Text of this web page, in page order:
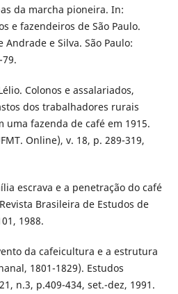
da marcha pioneira. In:
e fazendeiros de São Paulo.
Andrade e Silva. São Paulo:
Colonos e assalariados,
dos trabalhadores rurais
uma fazenda de café em 1915.
Online), v. 18, p. 289-319,
escrava e a penetração do café
Brasileira de Estudos de
1988.
da cafeicultura e a estrutura
1801-1829). Estudos
n.3, p.409-434, set.-dez, 1991.